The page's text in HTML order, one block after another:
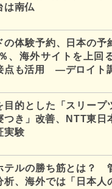
は南仏
の体験予約、日本の予
、海外サイトを上回
点も活用 ―デロイト
目的とした「スリープ
つき」改善、NTT東日
実験
テルの勝ち筋とは？
析、海外では「日本人